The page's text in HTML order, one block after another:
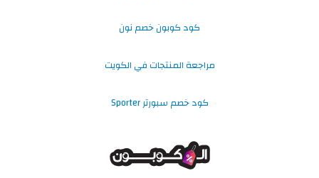
كود كوبون خصم نون
مراجعة المنتجات في الكويت
كود خصم سبورتر Sporter